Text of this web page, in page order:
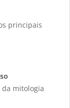
principais
mitologia